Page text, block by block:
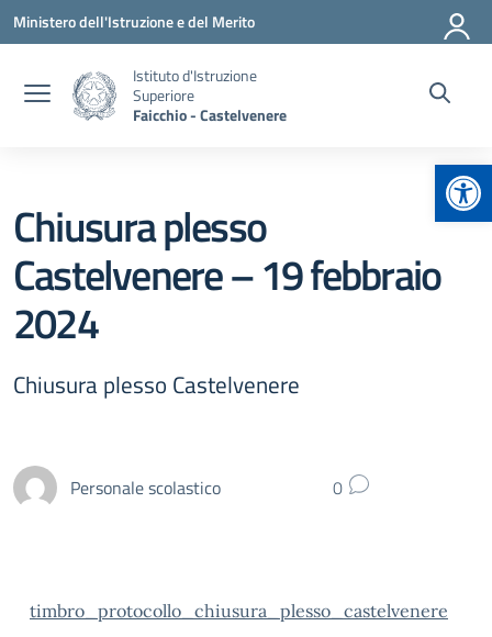
Vai ai contenuti
Vai al menu di navigazione
Vai al footer
Ministero dell'Istruzione e del Merito
Istituto d'Istruzione
Superiore
Faicchio - Castelvenere
Chiusura plesso
Castelvenere – 19 febbraio
2024
Chiusura plesso Castelvenere
Personale scolastico 0
timbro_protocollo_chiusura_plesso_castelvenere